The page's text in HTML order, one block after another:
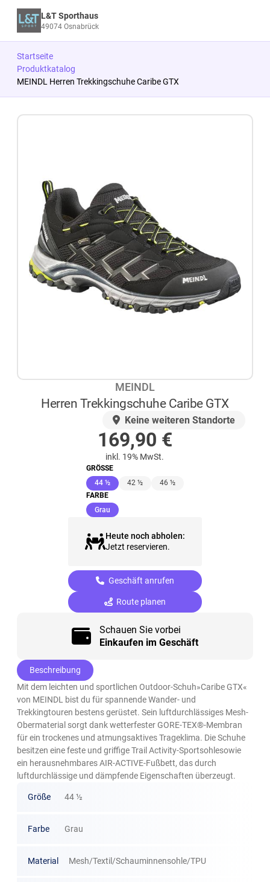
L&T Sporthaus
49074 Osnabrück
Startseite
Produktkatalog
MEINDL Herren Trekkingschuhe Caribe GTX
MEINDL
Herren Trekkingschuhe Caribe GTX
Keine weiteren Standorte
169,90 €
inkl. 19% MwSt.
GRÖSSE
44 ½(ausgewählt)
42 ½
46 ½
FARBE
Grau(ausgewählt)
Heute noch abholen:
Jetzt reservieren.
Geschäft anrufen
Route planen
Schauen Sie vorbei
Einkaufen im Geschäft
Beschreibung
Mit dem leichten und sportlichen Outdoor-Schuh»Caribe GTX«
von MEINDL bist du für spannende Wander- und
Trekkingtouren bestens gerüstet. Sein luftdurchlässiges Mesh-
Obermaterial sorgt dank wetterfester GORE-TEX®-Membran
für ein trockenes und atmungsaktives Trageklima. Die Schuhe
besitzen eine feste und griffige Trail Activity-Sportsohlesowie
ein herausnehmbares AIR-ACTIVE-Fußbett, das durch
luftdurchlässige und dämpfende Eigenschaften überzeugt.
Größe 44 ½
Farbe Grau
Material Mesh/Textil/Schauminnensohle/TPU